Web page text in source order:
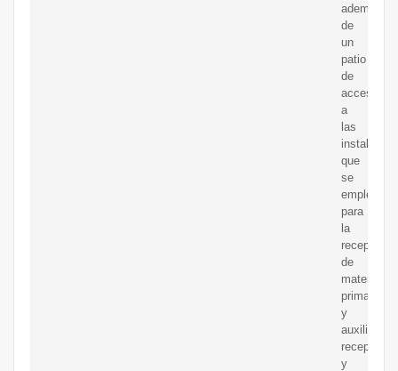
además
de
un
patio
de
acceso
a
las
que
se
emplea
para
la
recepción
de
materias
primas
y
auxiliares,
recepción
y